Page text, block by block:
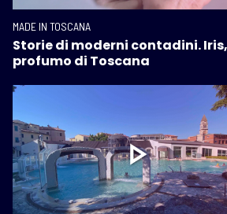
MADE IN TOSCANA
Storie di moderni contadini. Iris,
profumo di Toscana